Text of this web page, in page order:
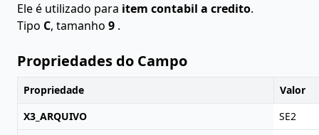
Ele é utilizado para item contabil a credito.
Tipo C, tamanho 9 .
Propriedades do Campo
Propriedade
Valor
X3_ARQUIVO
SE2